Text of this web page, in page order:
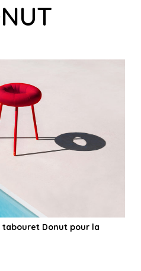
tabouret Donut pour la